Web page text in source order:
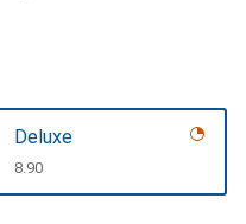
Deluxe
CHF
8.90